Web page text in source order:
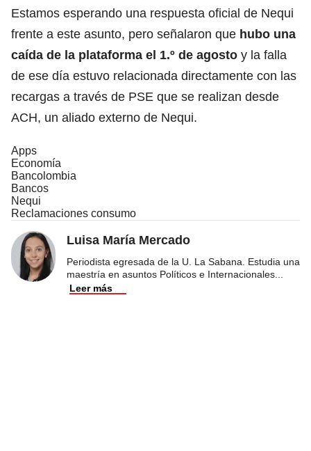
Estamos esperando una respuesta oficial de Nequi
frente a este asunto, pero señalaron que hubo una
caída de la plataforma el 1.º de agosto y la falla
de ese día estuvo relacionada directamente con las
recargas a través de PSE que se realizan desde
ACH, un aliado externo de Nequi.
Apps
Economía
Bancolombia
Bancos
Nequi
Reclamaciones consumo
Luisa María Mercado
Periodista egresada de la U. La Sabana. Estudia una
maestría en asuntos Políticos e Internacionales
Leer más